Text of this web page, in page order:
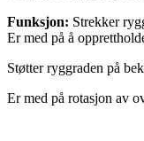
Funksjon: Strekker
Er med på å
Støtter ryggraden på
Er med på rotasjon av